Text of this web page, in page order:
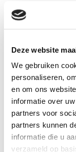
Deze website
We gebruiken
personaliseren,
en om ons
informatie over
partners voor
partners kunnen
informatie die u
verzameld op
Walter; De